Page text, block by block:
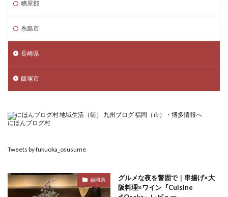
糟屋郡
糸島市
長崎県
飯塚市
にほんブログ村
Tweets by fukuoka_osusume
福岡県
グルメな夜を警固で｜串揚げ×大
阪料理×ワイン『Cuisine